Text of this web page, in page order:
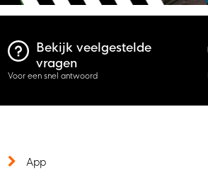
Bekijk veelgestelde
vragen
Voor een snel antwoord
App